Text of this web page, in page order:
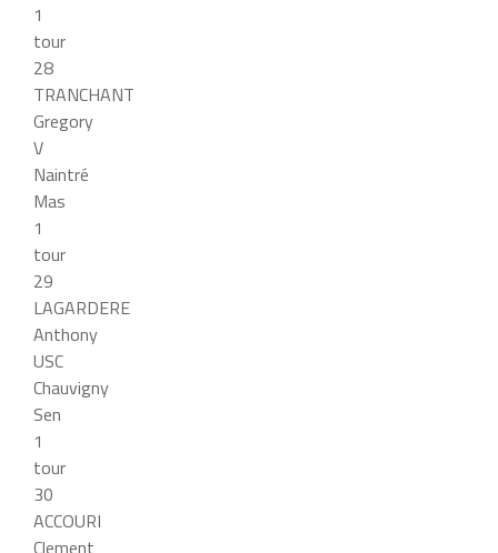
1
tour
28
TRANCHANT
Gregory
V
Naintré
Mas
1
tour
29
LAGARDERE
Anthony
USC
Chauvigny
Sen
1
tour
30
ACCOURI
Clement